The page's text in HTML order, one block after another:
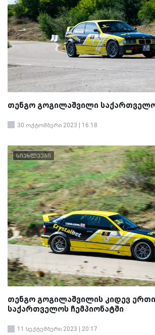
თენგო გოგილაშვილი
30 ოქტომბერი 2023 | 16:18
სიახლეები
თენგო გოგილაშვილის კიდევ ერთი
საქართველოს ჩემპიონატში
11 სექტემბერი 2023 | 20:17